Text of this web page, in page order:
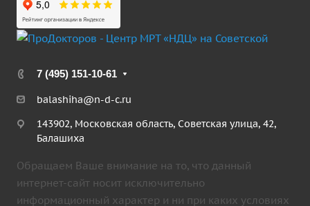
7 (495) 151-10-61
balashiha@n-d-c.ru
143902, Московская область, Советская улица, 42,
Балашиха
Обращаем Ваше внимание на то, что данный
интернет-сайт носит исключительно
информационный характер и ни при каких условиях